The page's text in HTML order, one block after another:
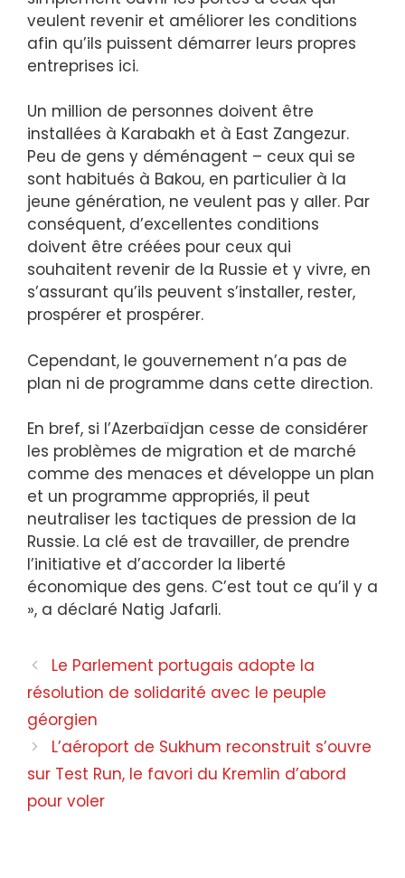
veulent revenir et améliorer les conditions
afin qu’ils puissent démarrer leurs propres
entreprises ici.
Un million de personnes doivent être
installées à Karabakh et à East Zangezur.
Peu de gens y déménagent – ceux qui se
sont habitués à Bakou, en particulier à la
jeune génération, ne veulent pas y aller. Par
conséquent, d’excellentes conditions
doivent être créées pour ceux qui
souhaitent revenir de la Russie et y vivre, en
s’assurant qu’ils peuvent s’installer, rester,
prospérer et prospérer.
Cependant, le gouvernement n’a pas de
plan ni de programme dans cette direction.
En bref, si l’Azerbaïdjan cesse de considérer
les problèmes de migration et de marché
comme des menaces et développe un plan
et un programme appropriés, il peut
neutraliser les tactiques de pression de la
Russie. La clé est de travailler, de prendre
l’initiative et d’accorder la liberté
économique des gens. C’est tout ce qu’il y a
», a déclaré Natig Jafarli.
Le Parlement portugais adopte la
résolution de solidarité avec le peuple
géorgien
L’aéroport de Sukhum reconstruit s’ouvre
sur Test Run, le favori du Kremlin d’abord
pour voler